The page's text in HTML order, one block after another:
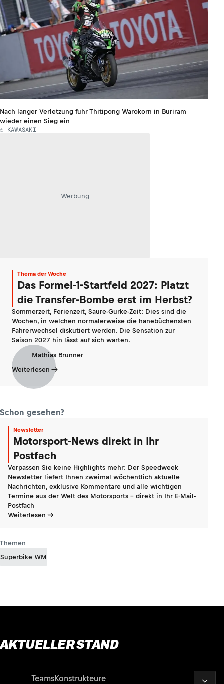
Nach langer Verletzung fuhr Thitipong Warokorn in Buriram
wieder einen Sieg ein
© KAWASAKI
Werbung
Thema der Woche
Das Formel-1-Startfeld 2027: Platzt
die Transfer-Bombe erst im Herbst?
Sommerzeit, Ferienzeit, Saure-Gurke-Zeit: Dies sind die
Wochen, in welchen normalerweise die hanebüchensten
Fahrerwechsel diskutiert werden. Die Sensation zur
Saison 2027 hin lässt auf sich warten.
Mathias Brunner
Weiterlesen
Schon gesehen?
Newsletter
Motorsport-News direkt in Ihr
Postfach
Verpassen Sie keine Highlights mehr: Der Speedweek
Newsletter liefert Ihnen zweimal wöchentlich aktuelle
Nachrichten, exklusive Kommentare und alle wichtigen
Termine aus der Welt des Motorsports - direkt in Ihr E-Mail-
Postfach
Weiterlesen
Themen
Superbike WM
AKTUELLER STAND
TeamsKonstrukteure